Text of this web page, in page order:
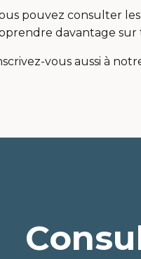
pouvez consulter
davantage sur
vous aussi à